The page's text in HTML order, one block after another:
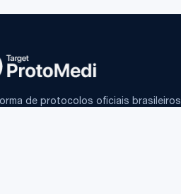
de protocolos oficiais brasileiros